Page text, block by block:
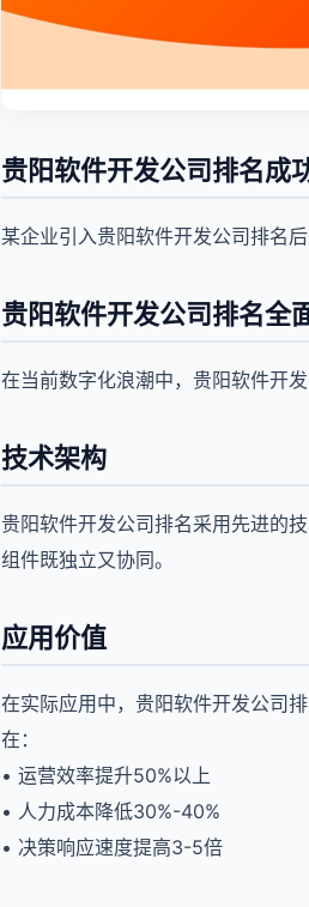
贵阳软件开发公司排名成
某企业引入贵阳软件开发公司排名
贵阳软件开发公司排名全
在当前数字化浪潮中，贵阳软件开
技术架构
贵阳软件开发公司排名采用先进的
组件既独立又协同。
应用价值
在实际应用中，贵阳软件开发公司
在：
• 运营效率提升50%以上
• 人力成本降低30%-40%
• 决策响应速度提高3-5倍